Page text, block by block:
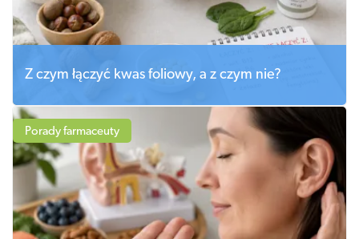
Z czym łączyć kwas foliowy, a z czym nie?
Porady farmaceuty